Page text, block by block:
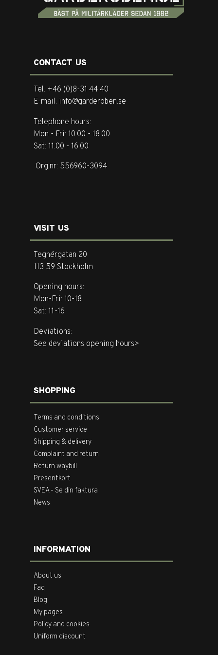
CONTACT US
Tel. +46 (0)8-31 44 40
E-mail. info@garderoben.se
Telephone hours:
Mon - Fri: 10.00 - 18.00
Sat: 11.00 - 16.00
Org.nr: 556960-3094
VISIT US
Tegnérgatan 20
113 59 Stockholm
Opening hours:
Mon-Fri: 10-18
Sat: 11-16
Deviations:
See deviations opening hours>
SHOPPING
Terms and conditions
Customer service
Shipping & delivery
Complaint and return
Return waybill
Presentkort
SVEA - Se din faktura
News
INFORMATION
About us
Faq
Blog
My pages
Policy and cookies
Uniform discount